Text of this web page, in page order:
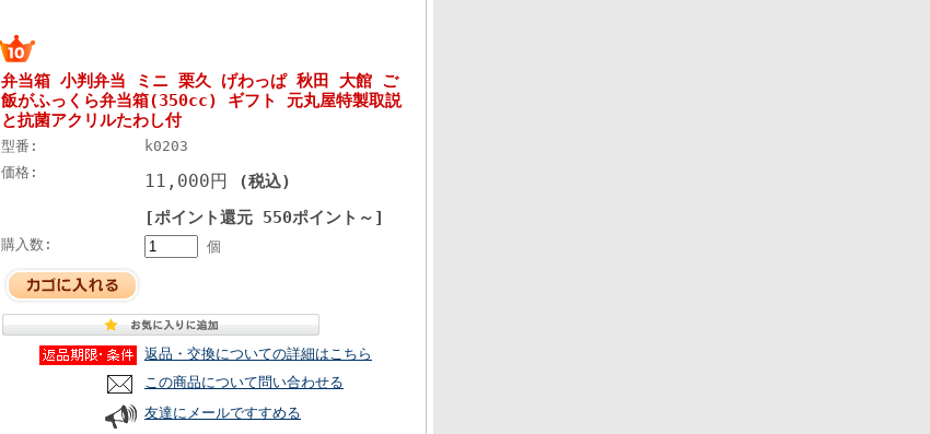
弁当箱 小判弁当 ミニ 栗久 げわっぱ 秋田 大館 ご
飯がふっくら弁当箱(350cc) ギフト 元丸屋特製取説
と抗菌アクリルたわし付
型番:
k0203
価格:
11,000円
(税込)
[ポイント還元 550ポイント～]
購入数: 個
返品・交換についての詳細はこちら
この商品について問い合わせる
友達にメールですすめる